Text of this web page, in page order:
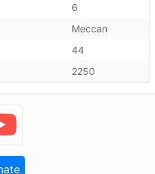
6
Meccan
44
2250